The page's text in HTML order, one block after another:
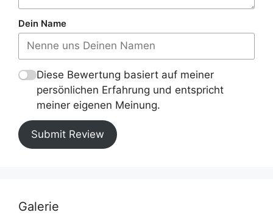
Dein Name
Diese Bewertung basiert auf meiner
persönlichen Erfahrung und entspricht
meiner eigenen Meinung.
Submit Review
Galerie